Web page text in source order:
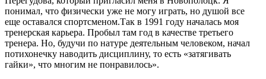
понимал, что физически уже не могу играть, но душой все
еще оставался спортсменом.Так в 1991 году началась моя
тренерская карьера. Пробыл там год в качестве третьего
тренера. Но, будучи по натуре деятельным человеком, начал
потихонечку наводить дисциплину, то есть «затягивать
гайки», что многим не понравилось».